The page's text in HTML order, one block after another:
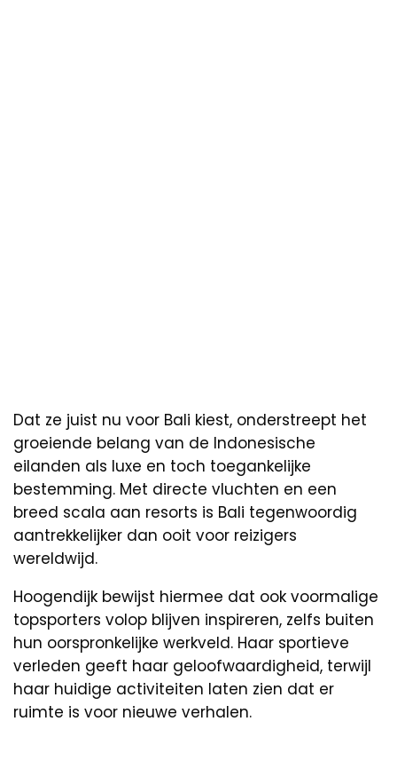
Dat ze juist nu voor Bali kiest, onderstreept het
groeiende belang van de Indonesische
eilanden als luxe en toch toegankelijke
bestemming. Met directe vluchten en een
breed scala aan resorts is Bali tegenwoordig
aantrekkelijker dan ooit voor reizigers
wereldwijd.
Hoogendijk bewijst hiermee dat ook voormalige
topsporters volop blijven inspireren, zelfs buiten
hun oorspronkelijke werkveld. Haar sportieve
verleden geeft haar geloofwaardigheid, terwijl
haar huidige activiteiten laten zien dat er
ruimte is voor nieuwe verhalen.